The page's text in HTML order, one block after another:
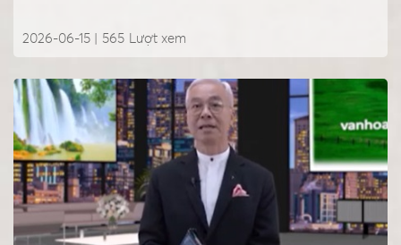
2026-06-15 | Lượt xem
565